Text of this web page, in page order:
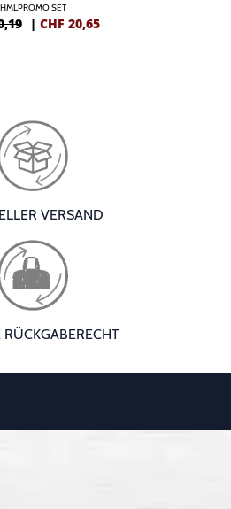
HMLPROMO SET
| CHF 20,65
VERSAND